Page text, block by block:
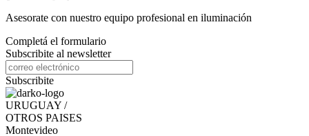
Asesorate con nuestro equipo profesional en iluminación
Completá el formulario
Subscribite al newsletter
Subscribite
URUGUAY /
OTROS PAISES
Montevideo